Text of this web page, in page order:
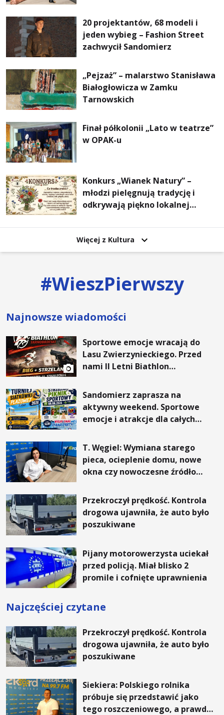
najważniejsza
20 projektantów, 68 modeli i
jeden wybieg – Fashion Street
zachwycił Sandomierz
„Pejzaż” – malarstwo Stanisława
Białogłowicza w Zamku
Tarnowskich
Finał półkolonii „Lato w teatrze”
w OPAK-u
Konkurs „Wianek Natury” –
młodzi pielęgnują tradycję i
odkrywają piękno lokalnej
Więcej z Kultura
#WieszPierwszy
Najnowsze wiadomości
Sportowe emocje wracają do
Lasu Zwierzynieckiego. Przed
nami II Letni Biathlon
Sandomierz zaprasza na
aktywny weekend. Sportowe
emocje i atrakcje dla całych
T. Węgiel: Wymiana starego
pieca, ocieplenie domu, nowe
okna czy nowoczesne źródło
rachunki za energię, lepszy
komfort życia i... czystsze
powietrze
Przekroczył prędkość. Kontrola
drogowa ujawniła, że auto było
poszukiwane
Pijany motorowerzysta uciekał
przed policją. Miał blisko 2
promile i cofnięte uprawnienia
Najczęściej czytane
Przekroczył prędkość. Kontrola
drogowa ujawniła, że auto było
poszukiwane
Siekiera: Polskiego rolnika
próbuje się przedstawić jako
tego roszczeniowego, a prawda